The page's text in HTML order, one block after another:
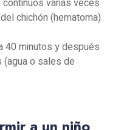
varias veces
chichón (hematoma)
40 minutos y después
o sales de